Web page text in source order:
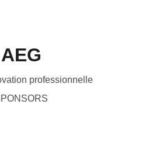
AEG
professionnelle